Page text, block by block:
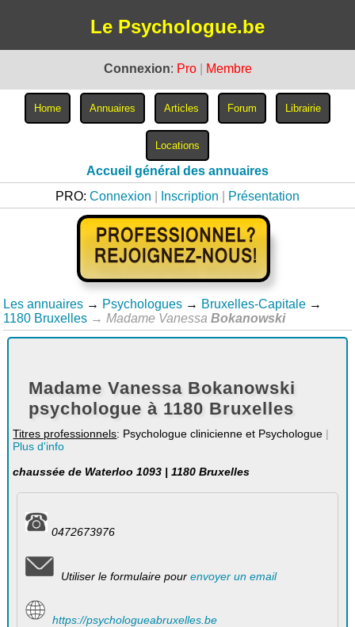
Le Psychologue.be
Connexion: Pro Membre
Accueil général des annuaires
PRO: Connexion Inscription Présentation
Les annuaires → Psychologues → Bruxelles-Capitale →
1180 Bruxelles → Madame VanessaBokanowski
Madame Vanessa Bokanowski
psychologue à 1180 Bruxelles
Titres professionnels: Psychologue clinicienne et Psychologue |
Plus d'info
chaussée de Waterloo 1093 | 1180 Bruxelles
0472673976
Utiliser le formulaire pour envoyer un email
https://psychologueabruxelles.be